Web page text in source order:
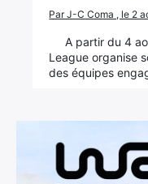
Par J-C Coma , le 2
A partir du 4
League organise
des équipes